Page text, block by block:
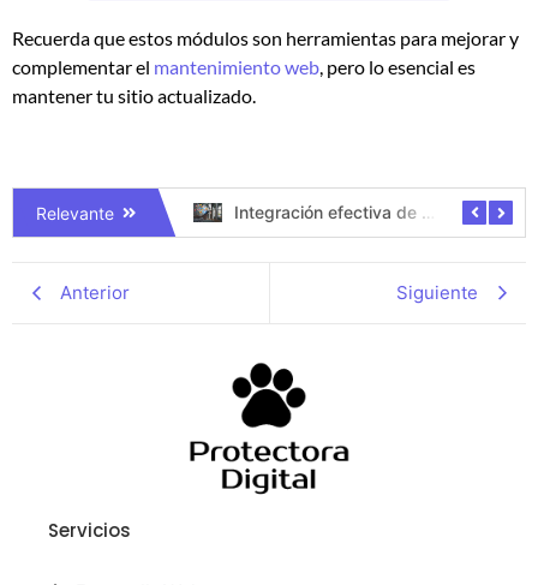
Recuerda que estos módulos son herramientas para mejorar y
complementar el mantenimiento web , pero lo esencial es
mantener tu sitio actualizado.
Relevante8.7.0 Integración efectiva de Redes Sociales en WordPress
Anterior Siguiente
Servicios